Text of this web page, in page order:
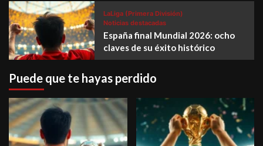
LaLiga (Primera División)
Noticias destacadas
España final Mundial 2026: ocho
claves de su éxito histórico
Puede que te hayas perdido